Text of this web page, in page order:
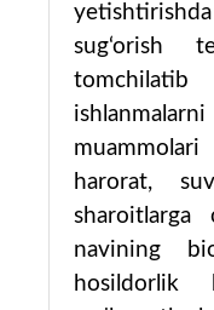
sug‘orish
tomchilatib
harorat,
sharoitlarga
navining
hosildorlik